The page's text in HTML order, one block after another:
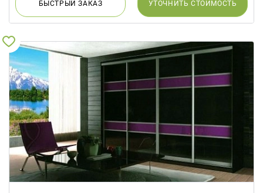
БЫСТРЫЙЗАКАЗ УТОЧНИТЬ СТОИМОСТЬ